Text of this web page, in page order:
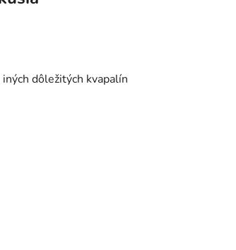
dôležitých kvapalín